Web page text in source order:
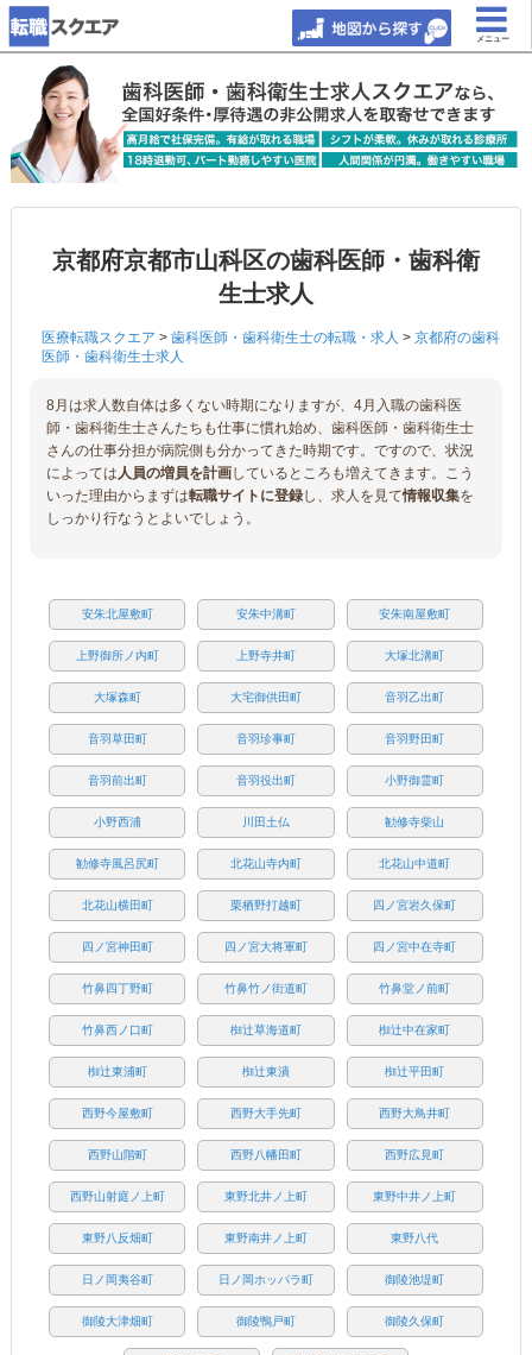
メニュー
京都府京都市山科区の歯科医師・歯科衛
生士求人
医療転職スクエア > 歯科医師・歯科衛生士の転職・求人 > 京都府の歯科
医師・歯科衛生士求人
8月は求人数自体は多くない時期になりますが、4月入職の歯科医
師・歯科衛生士さんたちも仕事に慣れ始め、歯科医師・歯科衛生士
さんの仕事分担が病院側も分かってきた時期です。ですので、状況
によっては人員の増員を計画しているところも増えてきます。こう
いった理由からまずは転職サイトに登録し、求人を見て情報収集を
しっかり行なうとよいでしょう。
安朱北屋敷町 安朱中溝町 安朱南屋敷町
上野御所ノ内町 上野寺井町 大塚北溝町
大塚森町 大宅御供田町 音羽乙出町
音羽草田町 音羽珍事町 音羽野田町
音羽前出町 音羽役出町 小野御霊町
小野西浦 川田土仏 勧修寺柴山
勧修寺風呂尻町 北花山寺内町 北花山中道町
北花山横田町 栗栖野打越町 四ノ宮岩久保町
四ノ宮神田町 四ノ宮大将軍町 四ノ宮中在寺町
竹鼻四丁野町 竹鼻竹ノ街道町 竹鼻堂ノ前町
竹鼻西ノ口町 椥辻草海道町 椥辻中在家町
椥辻東浦町 椥辻東潰 椥辻平田町
西野今屋敷町 西野大手先町 西野大鳥井町
西野山階町 西野八幡田町 西野広見町
西野山射庭ノ上町 東野北井ノ上町 東野中井ノ上町
東野八反畑町 東野南井ノ上町 東野八代
日ノ岡夷谷町 日ノ岡ホッパラ町 御陵池堤町
御陵大津畑町 御陵鴨戸町 御陵久保町